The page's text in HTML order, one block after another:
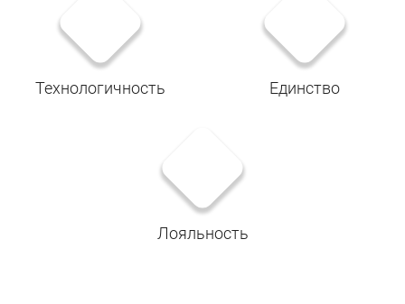
Технологичность Единство
Лояльность